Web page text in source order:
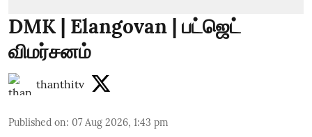
DMK | Elangovan | பட்ஜெட்
விமர்சனம்
thanthitv
Published on: 07 Aug 2026, 1:43 pm